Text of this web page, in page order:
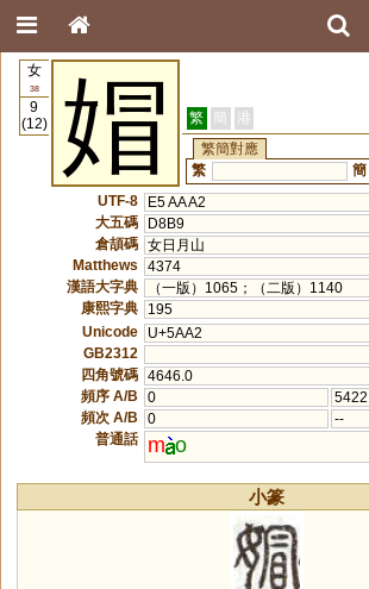
女
38
9
(12)
媢 繁 簡 港
繁簡對應
繁
簡
UTF-8
E5 AA A2
大五碼
D8B9
倉頡碼 女日月山
Matthews
4374
漢語大字典
（一版）1065；（二版）1140
康熙字典
195
Unicode
U+5AA2
GB2312
四角號碼 4646.0
頻序 A/B
0
5422
頻次 A/B
0
--
普通話
m o
小篆